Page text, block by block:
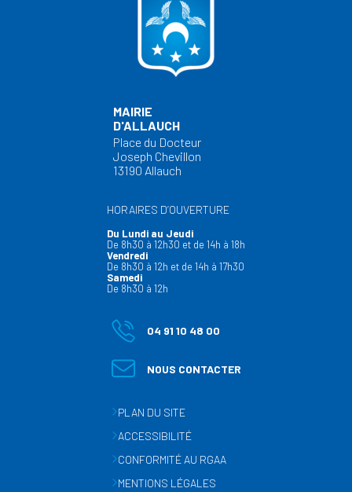
MAIRIE
D'ALLAUCH
Place du Docteur
Joseph Chevillon
13190 Allauch
HORAIRES D’OUVERTURE
Du Lundi au Jeudi
De 8h30 à 12h30 et de 14h à 18h
Vendredi
De 8h30 à 12h et de 14h à 17h30
Samedi
De 8h30 à 12h
04 91 10 48 00
NOUS CONTACTER
PLAN DU SITE
ACCESSIBILITÉ
CONFORMITÉ AU RGAA
MENTIONS LÉGALES